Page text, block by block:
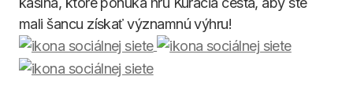
mali šancu získať významnú výhru!